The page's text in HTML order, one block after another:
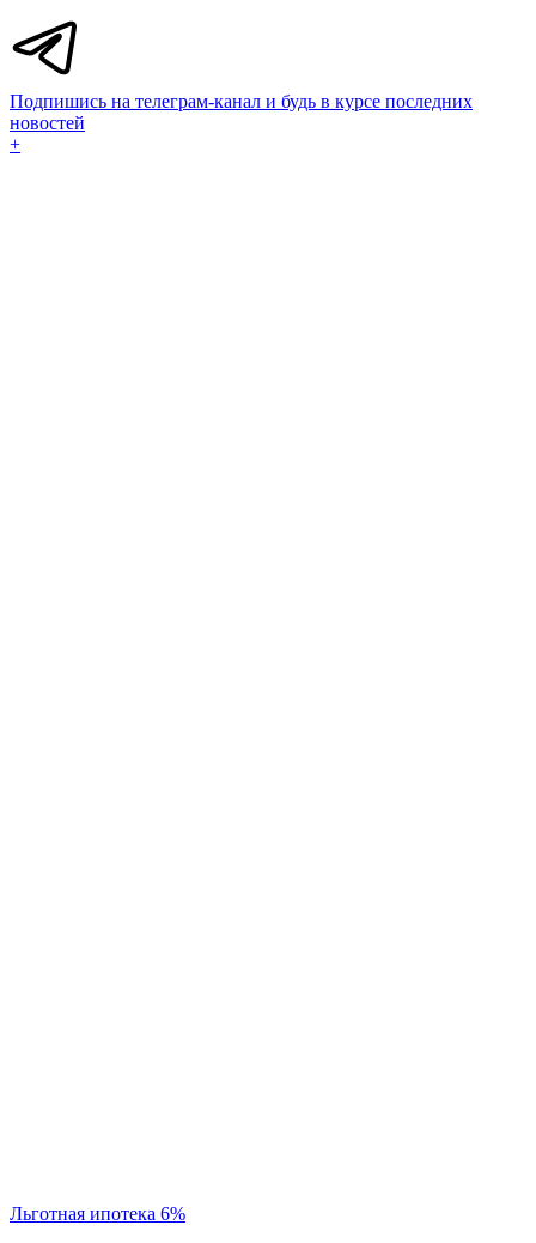
Подпишись на телеграм-канал и будь в курсе последних
новостей
+
Льготная ипотека 6%